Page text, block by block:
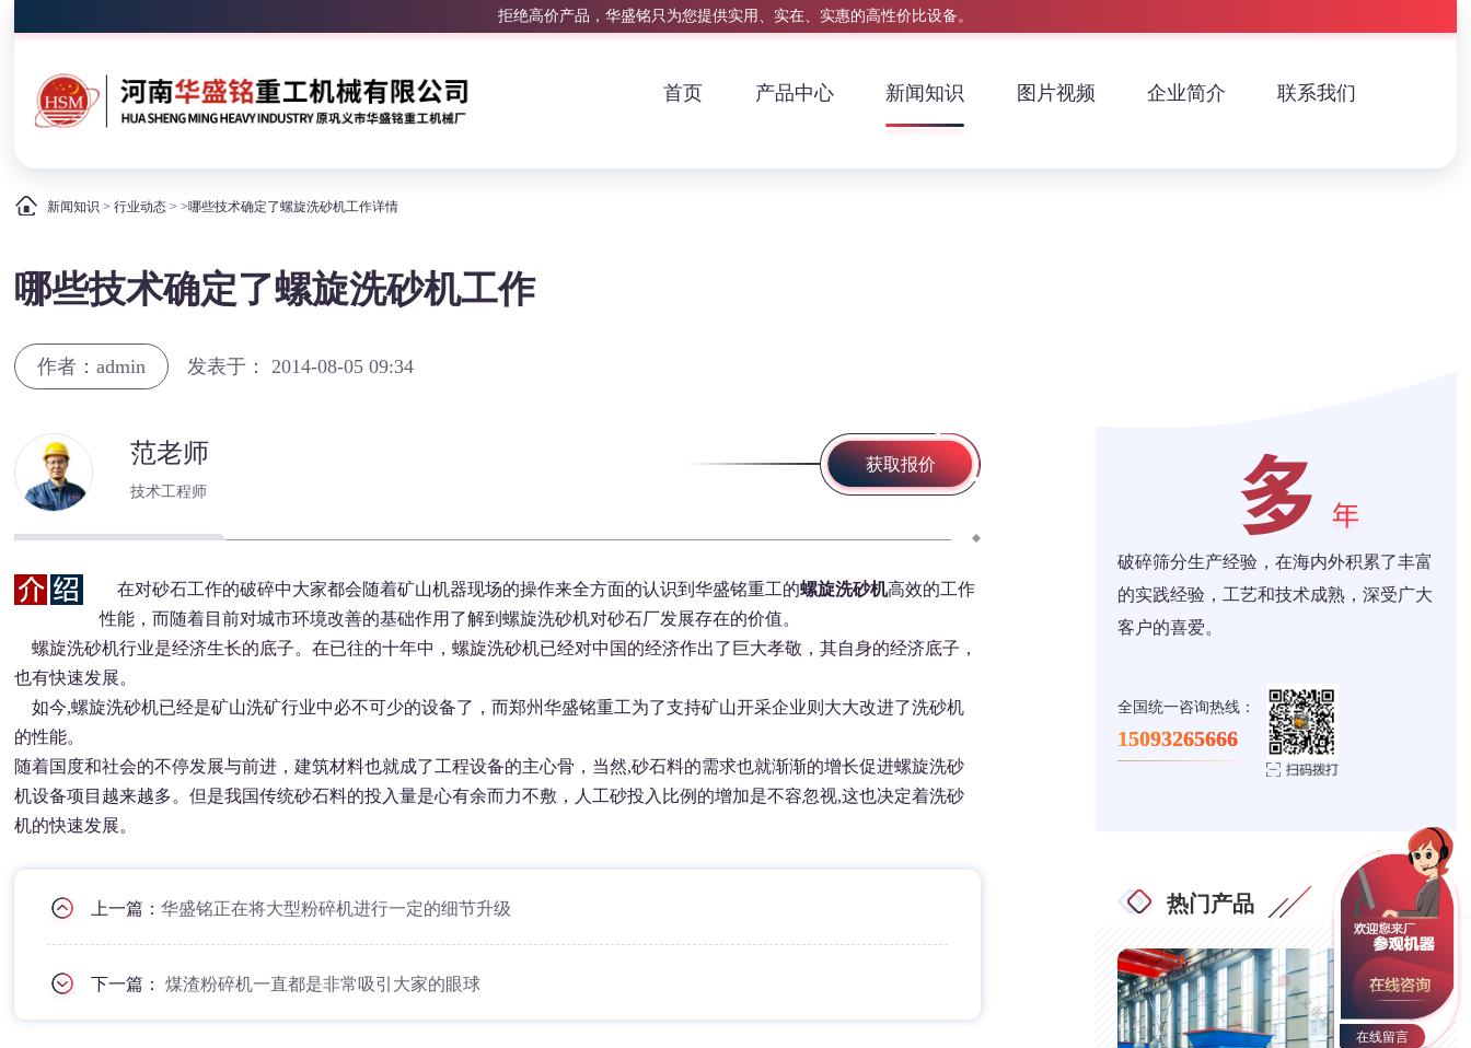
拒绝高价产品，华盛铭只为您提供实用、实在、实惠的高性价比设备。
首页 产品中心 新闻知识 图片视频 企业简介 联系我们
新闻知识 >行业动态 > >哪些技术确定了螺旋洗砂机工作详情
哪些技术确定了螺旋洗砂机工作
作者：admin 发表于： 2014-08-05 09:34
范老师
技术工程师
获取报价
在对砂石工作的破碎中大家都会随着矿山机器现场的操作来全方面的认识到华盛铭重工的螺旋洗砂机高效的工作
性能，而随着目前对城市环境改善的基础作用了解到螺旋洗砂机对砂石厂发展存在的价值。
螺旋洗砂机行业是经济生长的底子。在已往的十年中，螺旋洗砂机已经对中国的经济作出了巨大孝敬，其自身的经济底子，
也有快速发展。
如今,螺旋洗砂机已经是矿山洗矿行业中必不可少的设备了，而郑州华盛铭重工为了支持矿山开采企业则大大改进了洗砂机
的性能。
随着国度和社会的不停发展与前进，建筑材料也就成了工程设备的主心骨，当然,砂石料的需求也就渐渐的增长促进螺旋洗砂
机设备项目越来越多。但是我国传统砂石料的投入量是心有余而力不敷，人工砂投入比例的增加是不容忽视,这也决定着洗砂
机的快速发展。
上一篇：华盛铭正在将大型粉碎机进行一定的细节升级
下一篇：煤渣粉碎机一直都是非常吸引大家的眼球
破碎筛分生产经验，在海内外积累了丰富
的实践经验，工艺和技术成熟，深受广大
客户的喜爱。
全国统一咨询热线：
15093265666
热门产品
在线留言